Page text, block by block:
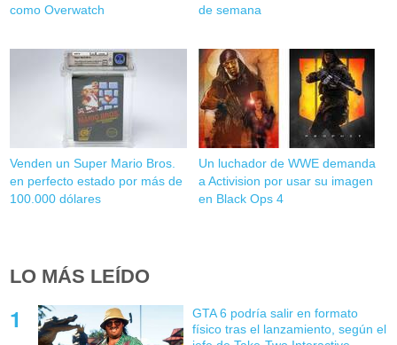
como Overwatch
de semana
Venden un Super Mario Bros.
en perfecto estado por más de
100.000 dólares
Un luchador de WWE demanda
a Activision por usar su imagen
en Black Ops 4
LO MÁS LEÍDO
GTA 6 podría salir en formato
físico tras el lanzamiento, según el